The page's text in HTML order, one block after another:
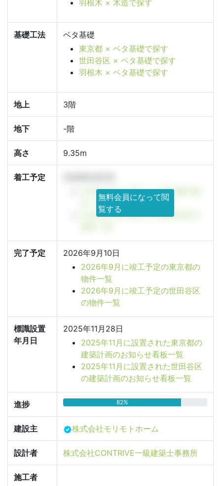
羽根木 × 木造で探す
基礎工法
ベタ基礎
東京都 × ベタ基礎で探す
世田谷区 × ベタ基礎で探す
羽根木 × ベタ基礎で探す
地上 3階
地下 -階
高さ 9.35m
着工予定
2026年3月に着工した東京都の物
件一覧
2026年3月に着工した世田谷区の
無料会員になって閲
覧する
完了予定
2026年9月10日
2026年9月に竣工予定の東京都の
物件一覧
2026年9月に竣工予定の世田谷区
の物件一覧
標識設置
年月日
2025年11月28日
2025年11月に設置された東京都の
建築計画のお知らせ看板一覧
2025年11月に設置された世田谷区
の建築計画のお知らせ看板一覧
進捗 82%
建設主 株式会社モリモトホーム
設計者 株式会社CONTRIVE一級建築士事務所
施工者